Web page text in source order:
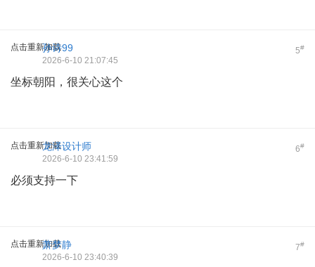
点击重新加载 5#
孙诗99
2026-6-10 21:07:45
坐标朝阳，很关心这个
点击重新加载 6#
龙泽设计师
2026-6-10 23:41:59
必须支持一下
点击重新加载 7#
萧梦静
2026-6-10 23:40:39